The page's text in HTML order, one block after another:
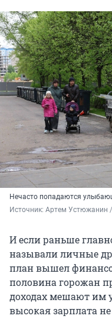
Нечасто попадаются
Источник: Артем Устюжанин /
И если раньше
называли личные
план вышел
половина горожан
доходах мешают им
высокая зарплата